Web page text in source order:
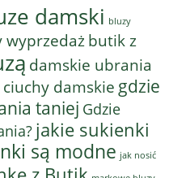
damski bluzy
wyprzedaż butik z
damskie ubrania
damskie gdzie
taniej Gdzie
jakie sukienki
są modne jak nosić